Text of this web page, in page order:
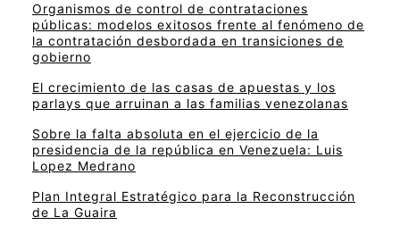
Organismos de control de contrataciones
públicas: modelos exitosos frente al fenómeno de
la contratación desbordada en transiciones de
gobierno
El crecimiento de las casas de apuestas y los
parlays que arruinan a las familias venezolanas
Sobre la falta absoluta en el ejercicio de la
presidencia de la república en Venezuela: Luis
Lopez Medrano
Plan Integral Estratégico para la Reconstrucción
de La Guaira